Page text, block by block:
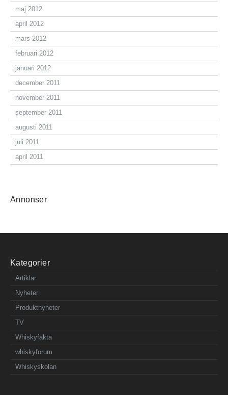
maj 2012
april 2012
mars 2012
februari 2012
januari 2012
december 2011
november 2011
september 2011
augusti 2011
juli 2011
april 2011
Annonser
Kategorier
Artiklar
Nyheter
Produktnyheter
TV
Whiskyfakta
whiskyforum
Whiskyskolan